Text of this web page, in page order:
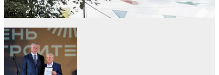
Авг 6, 2026